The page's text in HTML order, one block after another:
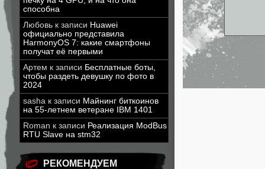
способна
Любовь к записи Huawei
официально представила
HarmonyOS 7: какие смартфоны
получат её первыми
Артем к записи Бесплатные боты,
чтобы раздеть девушку по фото в
2024
sasha к записи Майнинг биткоинов
на 55-летнем ветеране IBM 1401
Roman к записи Реализация ModBus
RTU Slave на stm32
РЕКОМЕНДУЕМ